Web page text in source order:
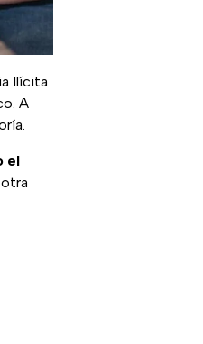
Ilícita
A
el